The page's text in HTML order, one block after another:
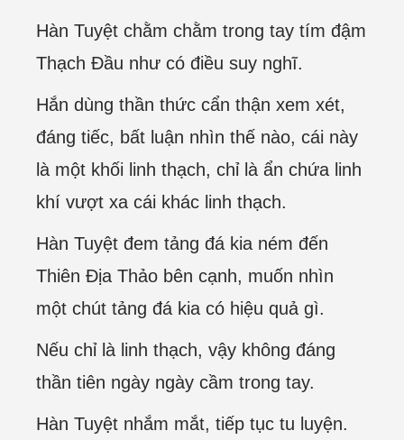
Hàn Tuyệt chằm chằm trong tay tím đậm
Thạch Đầu như có điều suy nghĩ.
Hắn dùng thần thức cẩn thận xem xét,
đáng tiếc, bất luận nhìn thế nào, cái này
là một khối linh thạch, chỉ là ẩn chứa linh
khí vượt xa cái khác linh thạch.
Hàn Tuyệt đem tảng đá kia ném đến
Thiên Địa Thảo bên cạnh, muốn nhìn
một chút tảng đá kia có hiệu quả gì.
Nếu chỉ là linh thạch, vậy không đáng
thần tiên ngày ngày cầm trong tay.
Hàn Tuyệt nhắm mắt, tiếp tục tu luyện.